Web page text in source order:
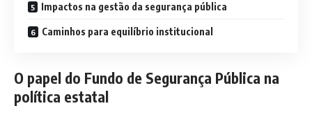
Impactos na gestão da segurança pública
Caminhos para equilíbrio institucional
O papel do Fundo de Segurança Pública na
política estatal